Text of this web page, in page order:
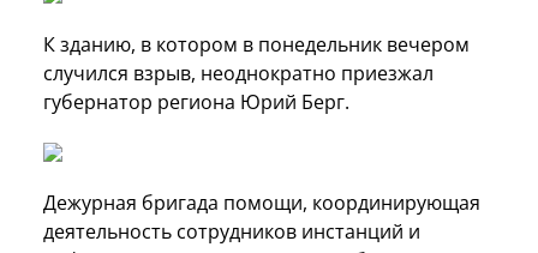
К зданию, в котором в понедельник вечером
случился взрыв, неоднократно приезжал
губернатор региона Юрий Берг.
Дежурная бригада помощи, координирующая
деятельность сотрудников инстанций и